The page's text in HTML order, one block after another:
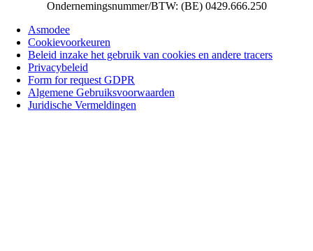
Ondernemingsnummer/BTW: (BE) 0429.666.250
Asmodee
Cookievoorkeuren
Beleid inzake het gebruik van cookies en andere tracers
Privacybeleid
Form for request GDPR
Algemene Gebruiksvoorwaarden
Juridische Vermeldingen